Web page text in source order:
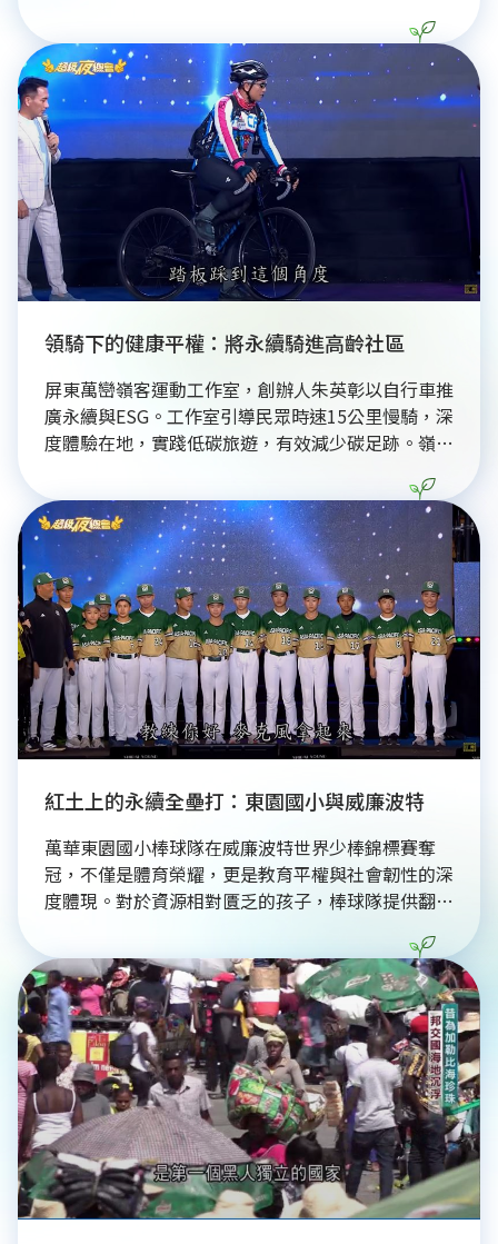
備社會包容力的平台，讓不同背景的素人歌手都能發
光發熱，在音樂中傳遞生命韌性與溫度。此舉為選秀
節目樹立典範，展現出尊重多元世代的永續社會樣
貌，讓觀眾深刻感受長者的才華與活力。
領騎下的健康平權：將永續騎進高齡社區
屏東萬巒嶺客運動工作室，創辦人朱英彰以自行車推
廣永續與ESG。工作室引導民眾時速15公里慢騎，深
度體驗在地，實踐低碳旅遊，有效減少碳足跡。嶺客
行，曾帶90歲長者騎行。同時，提供女性專屬安全
教育與裝備，增強運動自信。嶺客並與屏東縣府及在
地單車驛站合作，構築共榮低碳體育生態系，支持地
方發展。嶺客讓永續成為人人可及的健康生活方式，
引領社區走向更平等、健康的未來
紅土上的永續全壘打：東園國小與威廉波特
萬華東園國小棒球隊在威廉波特世界少棒錦標賽奪
冠，不僅是體育榮耀，更是教育平權與社會韌性的深
度體現。對於資源相對匱乏的孩子，棒球隊提供翻轉
培養逆境韌性，符合ESG的機會平等與族群共融理
念。其成功歸因於嚴謹培育體系及企業獎學金等精準
資源連結，形成公私協力永續發展模式。這份勝利也
重塑了萬華城市品牌，展現其再生力與社區榮譽感。
東園國小的凱旋證明，完善治理與社會責任能讓平凡
孩子揮出震撼世界的一擊，是永續發展與社會共榮的
美好實踐。